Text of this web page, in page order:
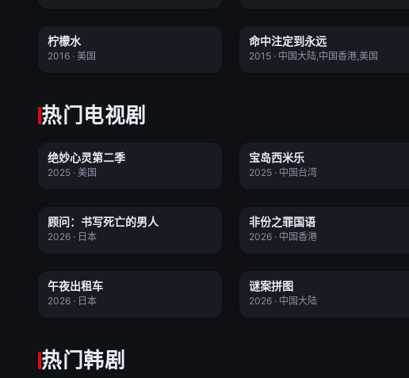
★ 8.6
柠檬水
2016 · 美国
★ 5.8
命中注定到永远
2015 · 中国大陆,中国香港,美国
热门电视剧
★ 3.9
绝妙心灵第二季
绝妙心灵第二季
2025 · 美国
★ 0.0
宝岛西米乐
2025 · 中国台湾
★ 0.0
顾问：书写死亡的男人
2026 · 日本
★ 0.0
非份之罪国语
2026 · 中国香港
★ 0.0
午夜出租车
2026 · 日本
★ 0.0
谜案拼图
2026 · 中国大陆
热门韩剧金特务:本色回归